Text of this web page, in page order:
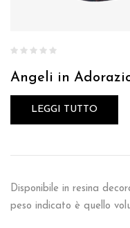
Angeli in
LEGGI TUTTO
Disponibile in resina
peso indicato è quello